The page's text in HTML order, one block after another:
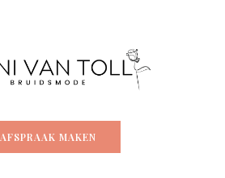
AFSPRAAK MAKEN